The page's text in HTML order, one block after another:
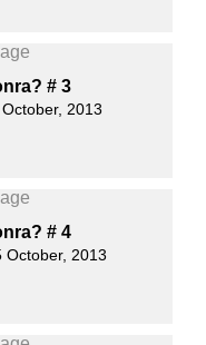
# 3
2013
# 4
October, 2013